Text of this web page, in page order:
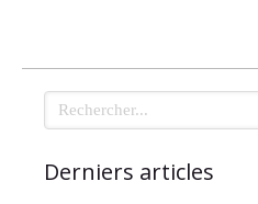
Rechercher
Derniers articles